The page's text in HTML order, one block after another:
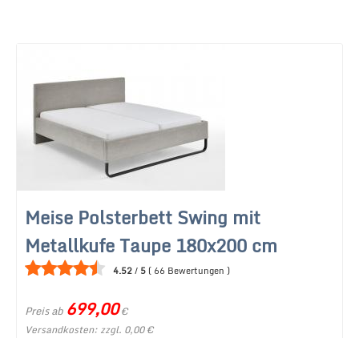
Meise Polsterbett Swing mit
Metallkufe Taupe 180x200 cm
4.52/ 5 ( 66 Bewertungen )
Preis ab 699,00€
Versandkosten: zzgl. 0,00 €